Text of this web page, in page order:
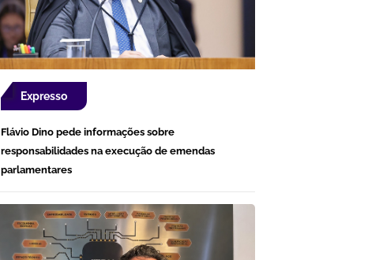
Expresso
Flávio Dino pede informações sobre
responsabilidades na execução de emendas
parlamentares